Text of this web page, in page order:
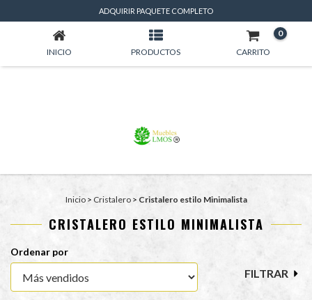
ADQUIRIR PAQUETE COMPLETO
INICIO PRODUCTOS CARRITO
0
Inicio > Cristalero > Cristalero estilo Minimalista
CRISTALERO ESTILO MINIMALISTA
Ordenar por
FILTRAR